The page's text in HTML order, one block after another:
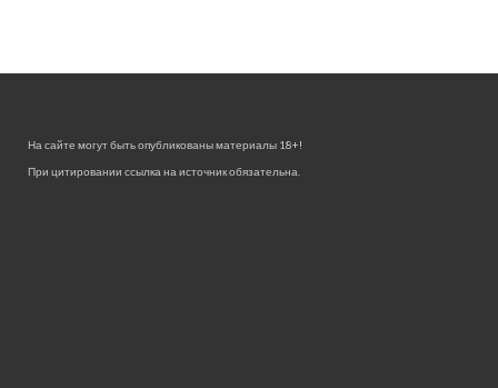
На сайте могут быть опубликованы материалы 18+!
При цитировании ссылка на источник обязательна.